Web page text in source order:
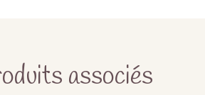
associés